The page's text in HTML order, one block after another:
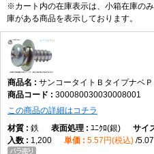
※カート内の在庫表示は、小箱在庫の
庫がある商品を表示しております。
サンコータイトＢタイプナベＰ
300080030030008001
この商品の詳細はコチラ
鉄
ﾕﾆｸﾛ(銀)
1,200
5.57円(税込)